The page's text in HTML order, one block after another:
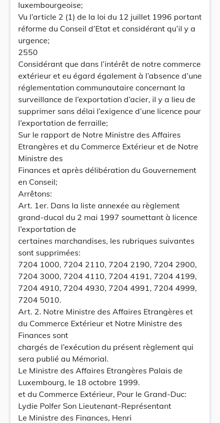
luxembourgeoise;
Vu l’article 2 (1) de la loi du 12 juillet 1996 portant
réforme du Conseil d’Etat et considérant qu’il y a
urgence;
2550
Considérant que dans l’intérêt de notre commerce
extérieur et eu égard également à l’absence d’une
réglementation communautaire concernant la
surveillance de l’exportation d’acier, il y a lieu de
supprimer sans délai l’exigence d’une licence pour
l’exportation de ferraille;
Sur le rapport de Notre Ministre des Affaires
Etrangères et du Commerce Extérieur et de Notre
Ministre des
Finances et après délibération du Gouvernement
en Conseil;
Arrêtons:
Art. 1er. Dans la liste annexée au règlement
grand-ducal du 2 mai 1997 soumettant à licence
l’exportation de
certaines marchandises, les rubriques suivantes
sont supprimées:
7204 1000, 7204 2110, 7204 2190, 7204 2900,
7204 3000, 7204 4110, 7204 4191, 7204 4199,
7204 4910, 7204 4930, 7204 4991, 7204 4999,
7204 5010.
Art. 2. Notre Ministre des Affaires Etrangères et
du Commerce Extérieur et Notre Ministre des
Finances sont
chargés de l’exécution du présent règlement qui
sera publié au Mémorial.
Le Ministre des Affaires Etrangères Palais de
Luxembourg, le 18 octobre 1999.
et du Commerce Extérieur, Pour le Grand-Duc:
Lydie Polfer Son Lieutenant-Représentant
Le Ministre des Finances, Henri